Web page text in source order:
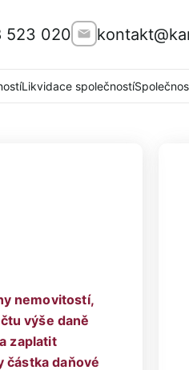
523 020
Likvidace společností
nemovitostí,
výše daně
zaplatit
částka daňové